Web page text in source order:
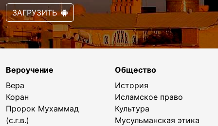
ЗАГРУЗИТЬ
Вероучение
Вера
Коран
Пророк Мухаммад
(с.г.в.)
Общество
История
Исламское право
Культура
Мусульманская этика